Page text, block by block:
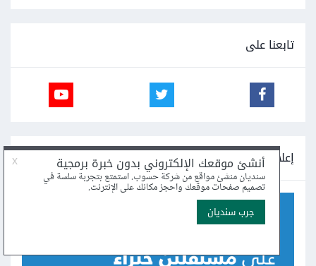
تابعنا على
إعلانات